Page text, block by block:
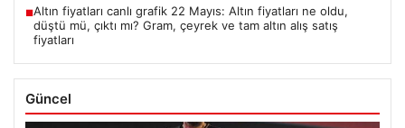
■Altın fiyatları canlı grafik 22 Mayıs: Altın fiyatları ne oldu,
düştü mü, çıktı mı? Gram, çeyrek ve tam altın alış satış
fiyatları
Güncel